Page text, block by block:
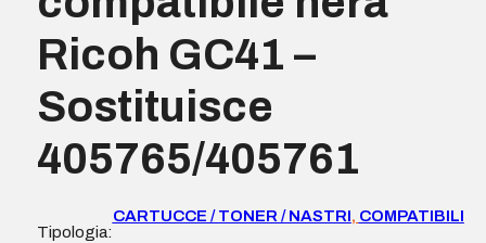
Ricoh GC41 –
Sostituisce
405765/405761
Tipologia:
CARTUCCE / TONER / NASTRI, COMPATIBILI